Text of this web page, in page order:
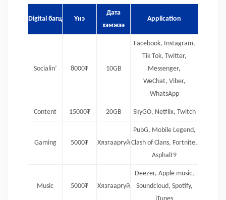
Digital багц Үнэ
Дата
хэмжээ
Application
Socialin’ 8000₮ 10GB
Facebook, Instagram,
Tik Tok, Twitter,
Messenger,
WeChat, Viber,
WhatsApp
Content 15000₮ 20GB SkyGO, Netflix, Twitch
Gaming 5000₮ Хязгааргүй
PubG, Mobile Legend,
Clash of Clans, Fortnite,
Asphalt9
Music 5000₮ Хязгааргүй
Deezer, Apple music,
Soundcloud, Spotify,